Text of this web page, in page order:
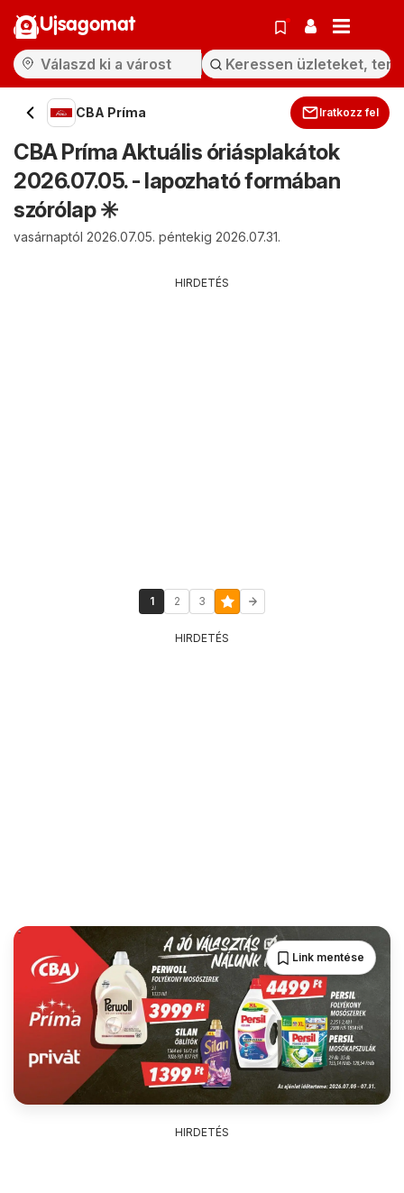
Ujsagomat
CBA Príma Iratkozz fel
CBA Príma Aktuális óriásplakátok
2026.07.05. - lapozható formában
szórólap ✳️
vasárnaptól 2026.07.05. péntekig 2026.07.31.
HIRDETÉS
1 2 3
HIRDETÉS
Link mentése
HIRDETÉS